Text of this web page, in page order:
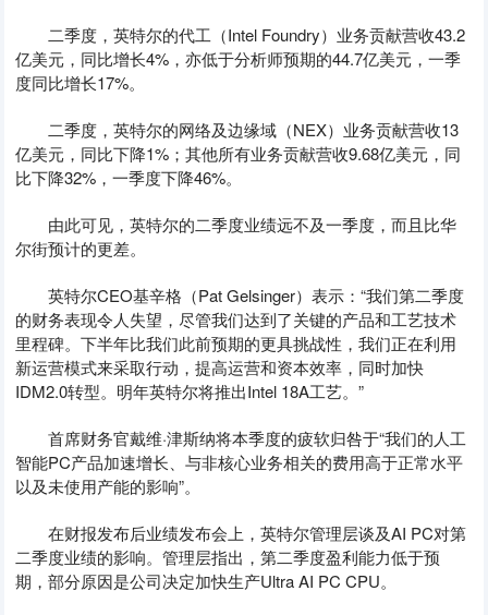
二季度，英特尔的代工（Intel Foundry）业务贡献营收43.2
亿美元，同比增长4%，亦低于分析师预期的44.7亿美元，一季
度同比增长17%。
二季度，英特尔的网络及边缘域（NEX）业务贡献营收13
亿美元，同比下降1%；其他所有业务贡献营收9.68亿美元，同
比下降32%，一季度下降46%。
由此可见，英特尔的二季度业绩远不及一季度，而且比华
尔街预计的更差。
英特尔CEO基辛格（Pat Gelsinger）表示：“我们第二季度
的财务表现令人失望，尽管我们达到了关键的产品和工艺技术
里程碑。下半年比我们此前预期的更具挑战性，我们正在利用
新运营模式来采取行动，提高运营和资本效率，同时加快
IDM2.0转型。明年英特尔将推出Intel 18A工艺。”
首席财务官戴维·津斯纳将本季度的疲软归咎于“我们的人工
智能PC产品加速增长、与非核心业务相关的费用高于正常水平
以及未使用产能的影响”。
在财报发布后业绩发布会上，英特尔管理层谈及AI PC对第
二季度业绩的影响。管理层指出，第二季度盈利能力低于预
期，部分原因是公司决定加快生产Ultra AI PC CPU。